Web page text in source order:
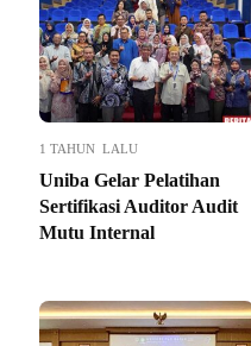
1 TAHUN LALU
Uniba Gelar Pelatihan
Sertifikasi Auditor Audit
Mutu Internal